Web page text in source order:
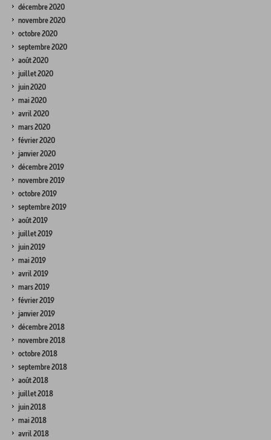
décembre 2020
novembre 2020
octobre 2020
septembre 2020
août 2020
juillet 2020
juin 2020
mai 2020
avril 2020
mars 2020
février 2020
janvier 2020
décembre 2019
novembre 2019
octobre 2019
septembre 2019
août 2019
juillet 2019
juin 2019
mai 2019
avril 2019
mars 2019
février 2019
janvier 2019
décembre 2018
novembre 2018
octobre 2018
septembre 2018
août 2018
juillet 2018
juin 2018
mai 2018
avril 2018